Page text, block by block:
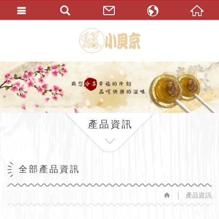
產品資訊
全部產品資訊
產品資訊
繁體中文
English